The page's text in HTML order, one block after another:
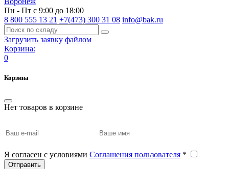
Пн - Пт с 9:00 до 18:00
8 800 555 13 21 +7(473) 300 31 08 info@bak.ru
Загрузить заявку файлом
Корзина:
0
Корзина
Нет товаров в корзине
Я согласен с условиями Соглашения пользователя *
Отправить